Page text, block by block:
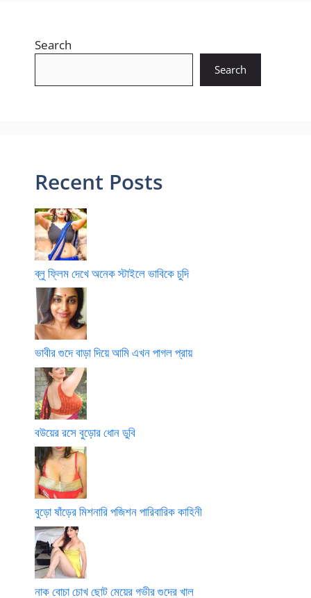
Search
Search
Recent Posts
ব্লু ফ্লিম দেখে অনেক স্টাইলে ভাবিকে চুদি
ভাবীর গুদে বাড়া দিয়ে আমি এখন পাগল প্রায়
বউয়ের রসে বুড়োর ধোন ডুবি
বুড়ো ষাঁড়ের মিশনারি পজিশন পারিবারিক কাহিনী
নাক বোচা চোখ ছোট মেয়ের গভীর গুদের খাল